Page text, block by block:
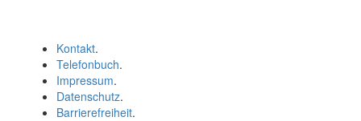
Kontakt.
Telefonbuch.
Impressum.
Datenschutz.
Barrierefreiheit.